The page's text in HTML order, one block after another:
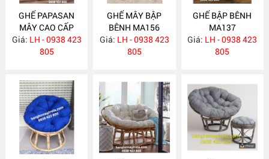
GHẾ PAPASAN
MÂY CAO CẤP
MA163
Giá: LH - 0938 423
805
GHẾ MÂY BẬP
BÊNH MA156
Giá: LH - 0938 423
805
GHẾ BẬP BÊNH
MA137
Giá: LH - 0938 423
805